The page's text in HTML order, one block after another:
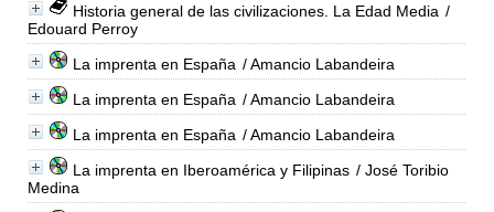
Historia general de las civilizaciones. La Edad Media /
Edouard Perroy
La imprenta en España / Amancio Labandeira
La imprenta en España / Amancio Labandeira
La imprenta en España / Amancio Labandeira
La imprenta en Iberoamérica y Filipinas / José Toribio
Medina